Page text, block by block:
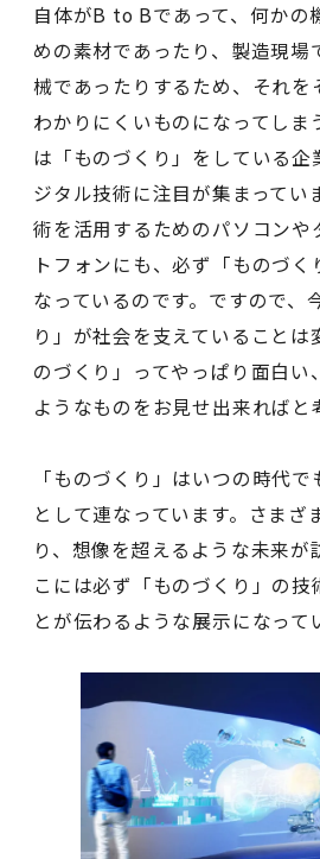
自体がB to Bであって、何かの
めの素材であったり、製造現場
械であったりするため、それを
わかりにくいものになってしま
は「ものづくり」をしている企
ジタル技術に注目が集まってい
術を活用するためのパソコンや
トフォンにも、必ず「ものづ
なっているのです。ですので、
り」が社会を支えていることは
のづくり」ってやっぱり面白い
ようなものをお見せ出来ればと
「ものづくり」はいつの時代
として連なっています。さまざ
り、想像を超えるような未来が
こには必ず「ものづくり」の技
とが伝わるような展示になって